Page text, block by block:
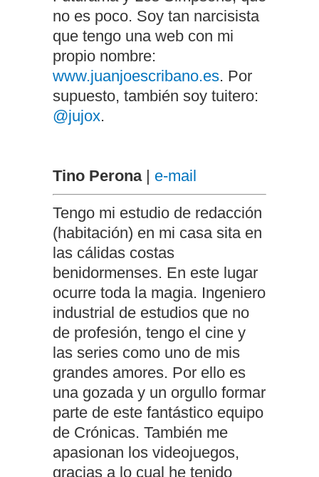
no es poco. Soy tan narcisista
que tengo una web con mi
propio nombre:
www.juanjoescribano.es. Por
supuesto, también soy tuitero:
@jujox.
Tino Perona| e-mail
Tengo mi estudio de redacción
(habitación) en mi casa sita en
las cálidas costas
benidormenses. En este lugar
ocurre toda la magia. Ingeniero
industrial de estudios que no
de profesión, tengo el cine y
las series como uno de mis
grandes amores. Por ello es
una gozada y un orgullo formar
parte de este fantástico equipo
de Crónicas. También me
apasionan los videojuegos,
gracias a lo cual he tenido